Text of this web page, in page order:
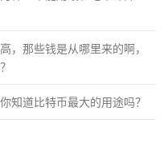
，那些钱是从哪里来的啊，
知道比特币最大的用途吗？